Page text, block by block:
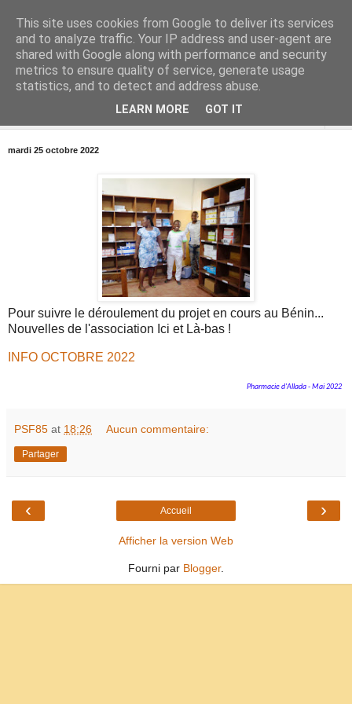
mardi 25 octobre 2022
Pour suivre le déroulement du projet en cours au Bénin...
Nouvelles de l'association Ici et Là-bas !
INFO OCTOBRE 2022
Pharmacie d'Allada - Mai 2022
PSF85 at 18:26 Aucun commentaire:
Partager
‹ ›
Accueil
Afficher la version Web
Fourni par Blogger.
This site uses cookies from Google to deliver its services
and to analyze traffic. Your IP address and user-agent are
shared with Google along with performance and security
metrics to ensure quality of service, generate usage
statistics, and to detect and address abuse.
LEARN MORE GOT IT